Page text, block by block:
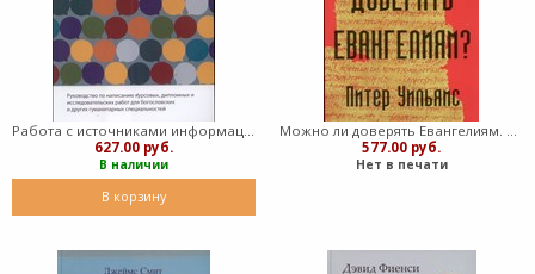
627.00 руб.
В наличии
В корзину
577.00 руб.
Нет в печати